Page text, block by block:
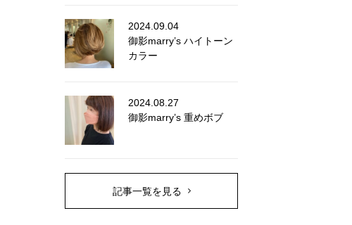
2024.09.04
御影marry’s ハイトーン
カラー
2024.08.27
御影marry’s 重めボブ
記事一覧を見る